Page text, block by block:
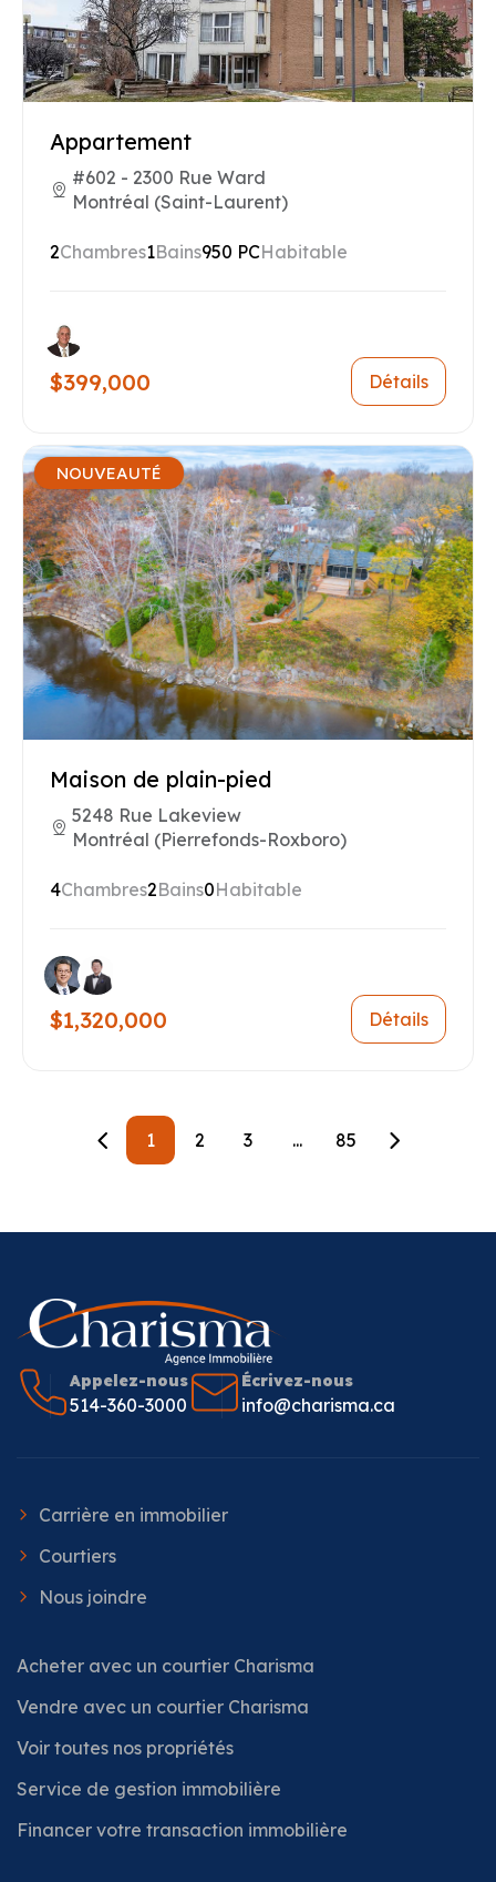
Appartement
#602 - 2300 Rue Ward
Montréal (Saint-Laurent)
2Chambres1Bains950 PCHabitable
$399,000 Détails
NOUVEAUTÉ
Maison de plain-pied
5248 Rue Lakeview
Montréal (Pierrefonds-Roxboro)
4Chambres2Bains0Habitable
$1,320,000 Détails
1 2 3 ... 85
Appelez-nous
514-360-3000
Écrivez-nous
info@charisma.ca
Carrière en immobilier
Courtiers
Nous joindre
Acheter avec un courtier Charisma
Vendre avec un courtier Charisma
Voir toutes nos propriétés
Service de gestion immobilière
Financer votre transaction immobilière